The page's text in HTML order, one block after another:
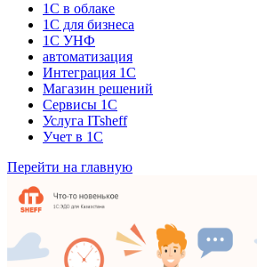
1С в облаке
1С для бизнеса
1С УНФ
автоматизация
Интеграция 1С
Магазин решений
Сервисы 1С
Услуга ITsheff
Учет в 1С
Перейти на главную